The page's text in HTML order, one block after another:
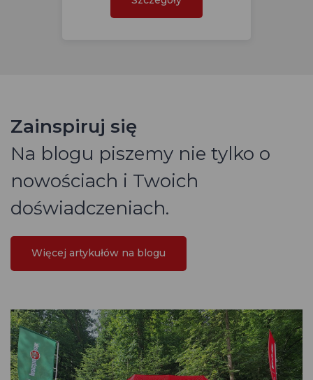
Zainspiruj się
Na blogu piszemy nie tylko o
nowościach i Twoich
doświadczeniach.
Więcej artykułów na blogu